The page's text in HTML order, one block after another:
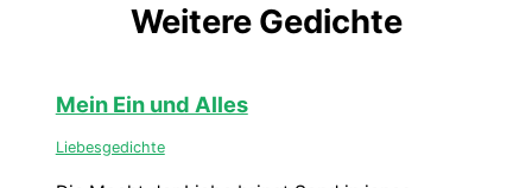
Weitere Gedichte
Mein Ein und Alles
Liebesgedichte